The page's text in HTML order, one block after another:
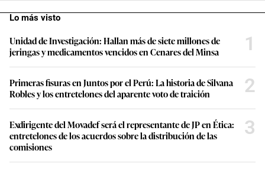
Lo más visto
Unidad de Investigación: Hallan más de siete millones de
jeringas y medicamentos vencidos en Cenares del Minsa
1
Primeras fisuras en Juntos por el Perú: La historia de Silvana
Robles y los entretelones del aparente voto de traición
2
Exdirigente del Movadef será el representante de JP en Ética:
entretelones de los acuerdos sobre la distribución de las
comisiones
3